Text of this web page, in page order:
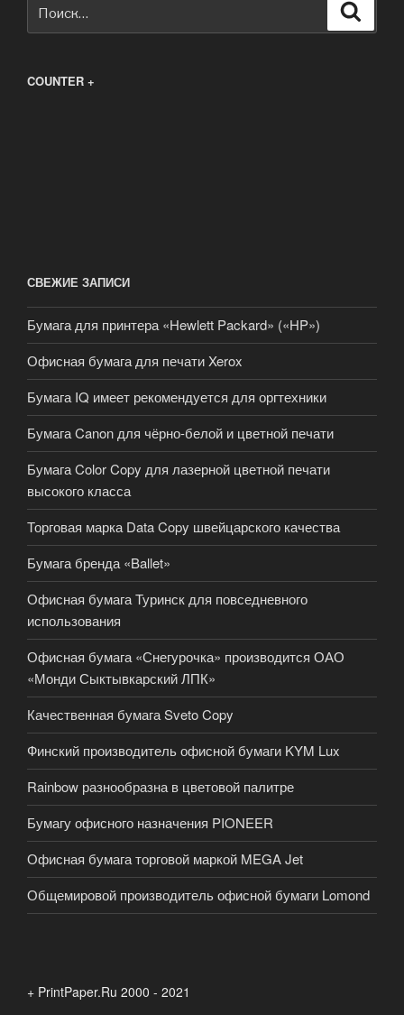
COUNTER +
СВЕЖИЕ ЗАПИСИ
Бумага для принтера «Hewlett Packard» («HP»)
Офисная бумага для печати Xerox
Бумага IQ имеет рекомендуется для оргтехники
Бумага Canon для чёрно-белой и цветной печати
Бумага Color Copy для лазерной цветной печати
высокого класса
Торговая марка Data Copy швейцарского качества
Бумага бренда «Ballet»
Офисная бумага Туринск для повседневного
использования
Офисная бумага «Снегурочка» производится ОАО
«Монди Сыктывкарский ЛПК»
Качественная бумага Sveto Copy
Финский производитель офисной бумаги KYM Lux
Rainbow разнообразна в цветовой палитре
Бумагу офисного назначения PIONEER
Офисная бумага торговой маркой MEGA Jet
Общемировой производитель офисной бумаги Lomond
+ PrintPaper.Ru 2000 - 2021